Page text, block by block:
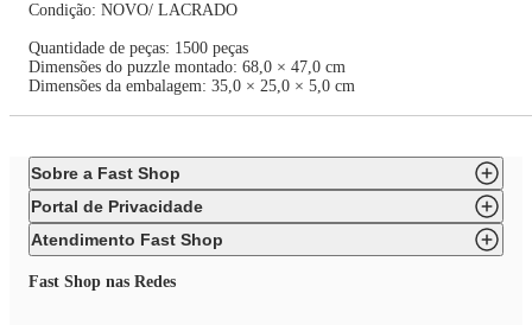
Condição: NOVO/ LACRADO
Quantidade de peças: 1500 peças
Dimensões do puzzle montado: 68,0 × 47,0 cm
Dimensões da embalagem: 35,0 × 25,0 × 5,0 cm
Sobre a Fast Shop
Portal de Privacidade
Atendimento Fast Shop
Fast Shop nas Redes